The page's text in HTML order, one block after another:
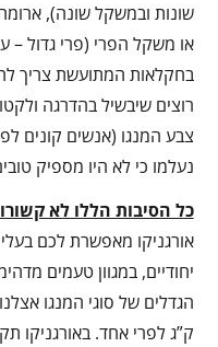
שונות ובמשקל שונה),
או משקל הפרי (פרי גדול –
בחקלאות המתועשת צריך
רוצים שיבשיל בהדרגה
צבע המנגו (אנשים קונים
נעלמו כי לא היו מספיק
כל הסיבות הללו לא
אורגניקו מאפשרת לכם בעלי
יחודיים, במגוון טעמים
ק”ג לפרי אחד. באורגניקו